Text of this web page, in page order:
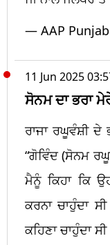
— AAP Punjab
11 Jun 2025
ਸੋਨਮ ਦਾ ਭਰਾ
ਰਾਜਾ ਰਘੂਵੰਸ਼ੀ ਦੇ
“ਗੋਵਿੰਦ (ਸੋਨਮ
ਮੈਨੂੰ ਕਿਹਾ ਕਿ
ਕਰਨਾ ਚਾਹੁੰਦਾ
ਕਹਿਣਾ ਚਾਹੁੰਦਾ